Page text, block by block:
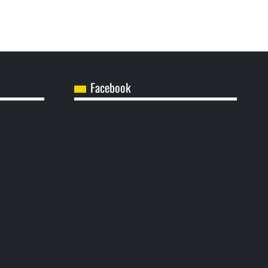
Facebook